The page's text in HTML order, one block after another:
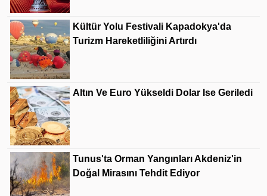
Kültür Yolu Festivali Kapadokya'da
Turizm Hareketliliğini Artırdı
Altın Ve Euro Yükseldi Dolar Ise Geriledi
Tunus'ta Orman Yangınları Akdeniz'in
Doğal Mirasını Tehdit Ediyor